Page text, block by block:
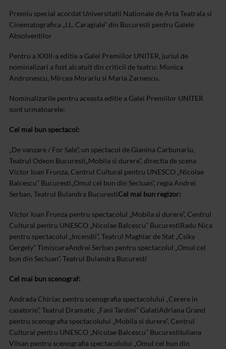
Premiu special acordat Universitatii Nationale de Arta Teatrala si
Cinematografica „I.L. Caragiale” din Bucuresti pentru Galele
Absolventilor
Pentru a XXIII-a editie a Galei Premiilor UNITER, juriul de
nominalizari a fost alcatuit din criticii de teatru: Monica
Andronescu, Mircea Morariu si Maria Zarnescu.
Nominalizarile pentru aceasta editie a Galei Premiilor UNITER
sunt urmatoarele:
Cel mai bun spectacol:
„De vanzare / For Sale”, un spectacol de Gianina Carbunariu,
Teatrul Odeon Bucuresti„Mobila si durere”, directia de scena
Victor Ioan Frunza, Centrul Cultural pentru UNESCO „Nicolae
Balcescu” Bucuresti„Omul cel bun din Seciuan”, regia Andrei
Serban, Teatrul Bulandra BucurestiCel mai bun regizor:
Victor Ioan Frunza pentru spectacolul „Mobila si durere”, Centrul
Cultural pentru UNESCO „Nicolae Balcescu” BucurestiRadu Nica
pentru spectacolul „Incendii”, Teatrul Maghiar de Stat „Csiky
Gergely” TimisoaraAndrei Serban pentru spectacolul „Omul cel
bun din Seciuan”, Teatrul Bulandra Bucuresti
Cel mai bun scenograf:
Andrada Chiriac pentru scenografia spectacolului „Cerere in
casatorie”, Teatrul Dramatic „Fani Tardini” GalatiAdriana Grand
pentru scenografia spectacolului „Mobila si durere”, Centrul
Cultural pentru UNESCO „Nicolae Balcescu” BucurestiIuliana
Vilsan pentru scenografia spectacolului „Omul cel bun din